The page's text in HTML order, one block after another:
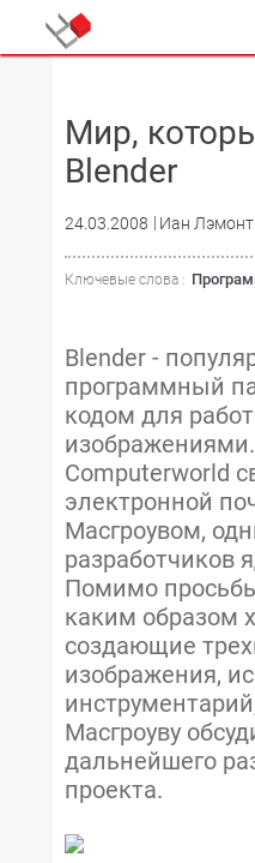
Мир,
Blender
24.03.2008 Иан Лэмонт
Ключевые слова :
Blender -
программный
кодом для
Computerworld
электронной
Масгроувом,
разработчиков
Помимо
каким образом
создающие
изображения,
Масгроуву
дальнейшего
проекта.